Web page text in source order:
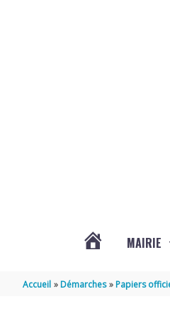
MAIRIE
Accueil Démarches Papiers